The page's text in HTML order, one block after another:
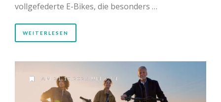
vollgefederte E-Bikes, die besonders …
WEITERLESEN
AM 21.10.2025 UM 8:54